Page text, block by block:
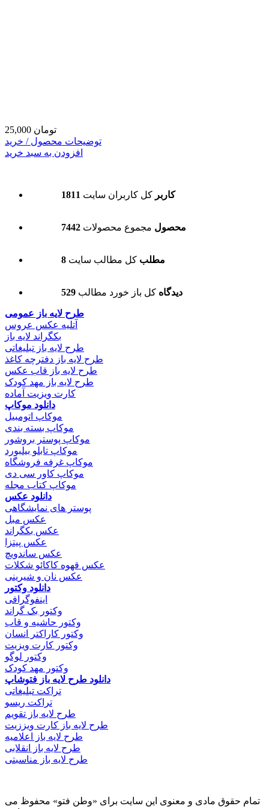
25,000 تومان
توضیحات محصول / خرید
افزودن به سبد خرید
1811 کاربر کل کاربران سایت
7442 محصول مجموع محصولات
8 مطلب کل مطالب سایت
529 دیدگاه کل باز خورد مطالب
طرح لایه باز عمومی
آتلیه عکس عروس
بکگراند لایه باز
طرح لایه باز تبلیغاتی
طرح لایه باز دفترچه کاغذ
طرح لایه باز قاب عکس
طرح لایه باز مهد کودک
کارت ویزیت آماده
دانلود موکاپ
موکاپ اتومبیل
موکاپ بسته بندی
موکاپ پوستر بروشور
موکاپ تابلو بیلبورد
موکاپ غرفه فروشگاه
موکاپ کاور سی دی
موکاپ کتاب مجله
دانلود عکس
پوستر های نمایشگاهی
عکس مبل
عکس بکگراند
عکس پیتزا
عکس ساندویچ
عکس قهوه کاکائو شکلات
عکس نان و شیرینی
دانلود وکتور
اینفوگرافی
وکتور بک گراند
وکتور حاشیه و قاب
وکتور کاراکتر انسان
وکتور کارت ویزیت
وکتور لوگو
وکتور مهد کودک
دانلود طرح لایه باز فتوشاپ
تراکت تبلیغاتی
تراکت ریسو
طرح لایه باز تقویم
طرح لایه باز کارت ویززیت
طرح لایه باز اعلامیه
طرح لایه باز انقلابی
طرح لایه باز مناسبتی
تمام حقوق مادی و معنوی این سایت برای «وطن فتو» محفوظ می